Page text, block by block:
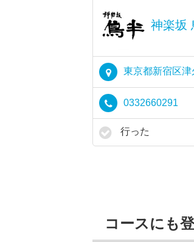
神楽坂
東京都新宿区
0332660291
行った
コースにも